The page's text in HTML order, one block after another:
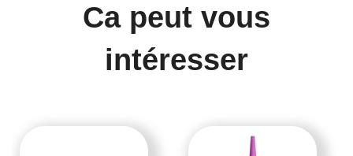
Ca peut vous
intéresser